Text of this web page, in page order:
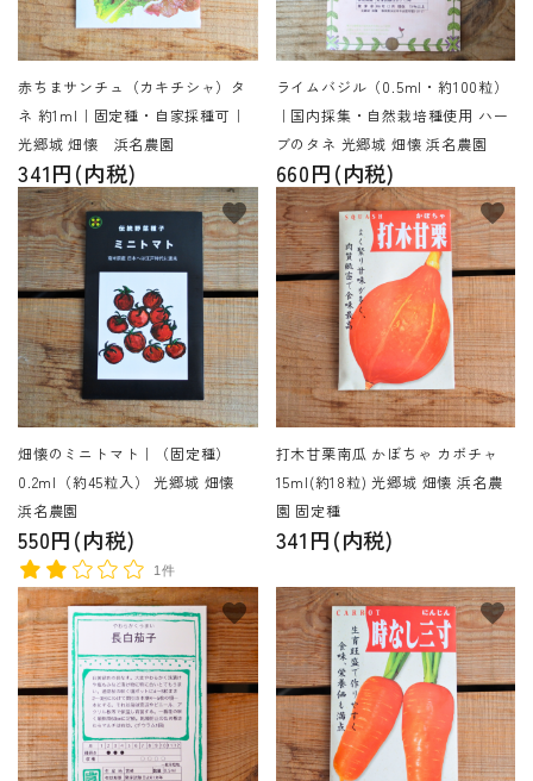
赤ちまサンチュ（カキチシャ）タ
ネ 約1ml｜固定種・自家採種可｜
光郷城 畑懐 浜名農園
341円(内税)
ライムバジル（0.5ml・約100粒）
｜国内採集・自然栽培種使用 ハー
ブのタネ 光郷城 畑懐 浜名農園
660円(内税)
畑懐のミニトマト｜（固定種）
0.2ml（約45粒入） 光郷城 畑懐
浜名農園
550円(内税)
1件
favorite
打木甘栗南瓜 かぼちゃ カボチャ
15ml(約18粒) 光郷城 畑懐 浜名農
園 固定種
341円(内税)
favorite
favorite favorite